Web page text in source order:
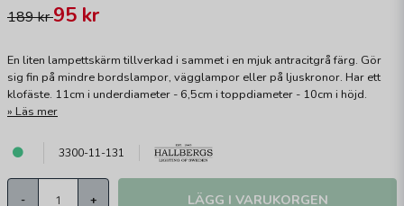
189 kr95 kr
En liten lampettskärm tillverkad i sammet i en mjuk antracitgrå färg. Gör
sig fin på mindre bordslampor, vägglampor eller på ljuskronor. Har ett
klofäste. 11cm i underdiameter - 6,5cm i toppdiameter - 10cm i höjd.
Läs mer
3300-11-131
- + LÄGG I VARUKORGEN